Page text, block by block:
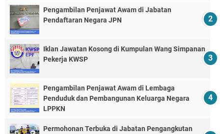
Pengambilan Penjawat Awam di Jabatan
Pendaftaran Negara JPN
Iklan Jawatan Kosong di Kumpulan Wang Simpanan
Pekerja KWSP
Pengambilan Penjawat Awam di Lembaga
Penduduk dan Pembangunan Keluarga Negara
LPPKN
Permohonan Terbuka di Jabatan Pengangkutan